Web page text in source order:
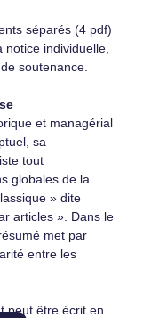
séparés (4 pdf)
individuelle,
soutenance.
et managérial
sa
tout
globales de la
» dite
articles ». Dans le
met par
entre les
peut être écrit en